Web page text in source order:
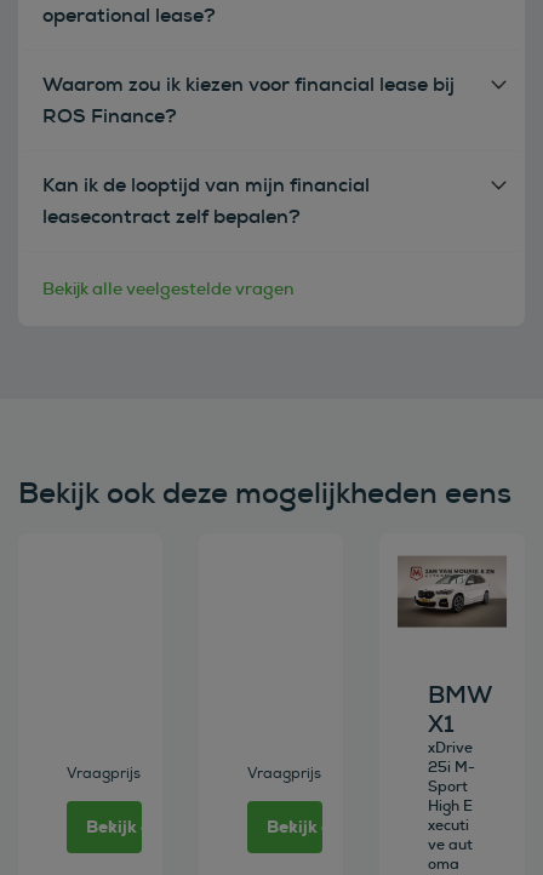
operational lease?
Waarom zou ik kiezen voor financial lease bij
ROS Finance?
Kan ik de looptijd van mijn financial
leasecontract zelf bepalen?
Bekijk alle veelgestelde vragen
Bekijk ook deze mogelijkheden eens
Vraagprijs
Bekijk deze auto
Vraagprijs
Bekijk deze auto
Bekijk deze
BMW
X1
xDrive
25i M-
Sport
High E
xecuti
ve aut
oma